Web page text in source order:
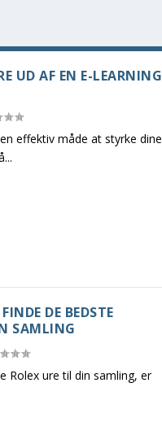
UD AF EN E-LEARNING
effektiv måde at styrke dine
DE BEDSTE
SAMLING
Rolex ure til din samling, er